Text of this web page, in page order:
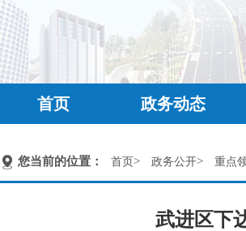
首页 政务动态
您当前的位置： 首页> 政务公开> 重点
武进区下